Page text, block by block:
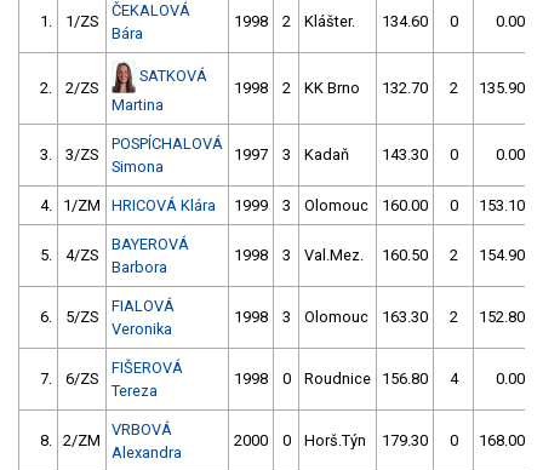
1. 1/ZS
ČEKALOVÁ
Bára
1998 2 Klášter. 134.60 0 0.00
2. 2/ZS
SATKOVÁ
Martina
1998 2 KK Brno 132.70 2 135.90
3. 3/ZS
POSPÍCHALOVÁ
Simona
1997 3 Kadaň 143.30 0 0.00
4. 1/ZM HRICOVÁ Klára 1999 3 Olomouc 160.00 0 153.10
5. 4/ZS
BAYEROVÁ
Barbora
1998 3 Val.Mez. 160.50 2 154.90
6. 5/ZS
FIALOVÁ
Veronika
1998 3 Olomouc 163.30 2 152.80
7. 6/ZS
FIŠEROVÁ
Tereza
1998 0 Roudnice 156.80 4 0.00
8. 2/ZM
VRBOVÁ
Alexandra
2000 0 Horš.Týn 179.30 0 168.00